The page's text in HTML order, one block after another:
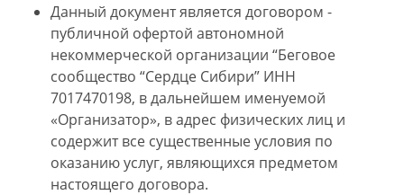
Данный документ является договором -
публичной офертой автономной
некоммерческой организации “Беговое
сообщество “Сердце Сибири” ИНН
7017470198, в дальнейшем именуемой
«Организатор», в адрес физических лиц и
содержит все существенные условия по
оказанию услуг, являющихся предметом
настоящего договора.